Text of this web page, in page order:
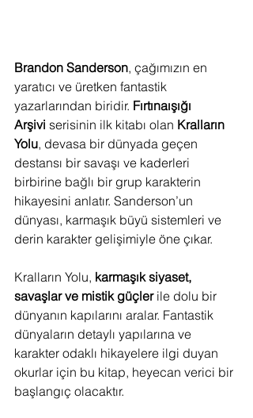
Brandon Sanderson, çağımızın en
yaratıcı ve üretken fantastik
yazarlarından biridir. Fırtınaışığı
Arşivi serisinin ilk kitabı olan Kralların
Yolu, devasa bir dünyada geçen
destansı bir savaşı ve kaderleri
birbirine bağlı bir grup karakterin
hikayesini anlatır. Sanderson’un
dünyası, karmaşık büyü sistemleri ve
derin karakter gelişimiyle öne çıkar.
Kralların Yolu, karmaşık siyaset,
savaşlar ve mistik güçler ile dolu bir
dünyanın kapılarını aralar. Fantastik
dünyaların detaylı yapılarına ve
karakter odaklı hikayelere ilgi duyan
okurlar için bu kitap, heyecan verici bir
başlangıç olacaktır.